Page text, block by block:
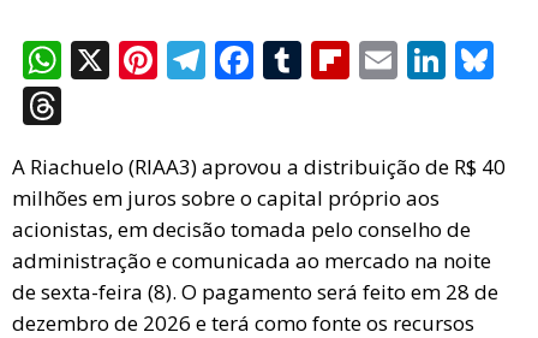
W
h
s
A
p
p
X Pi
nt
es
t
T
el
gr
a
m
F
a
b
o
o
k
T
u
bl
r
Fli
p
o
ar
d
E
m
Li
n
dI
n
ky
e
a
d
s
A Riachuelo (RIAA3) aprovou a distribuição de R$ 40
milhões em juros sobre o capital próprio aos
acionistas, em decisão tomada pelo conselho de
administração e comunicada ao mercado na noite
de sexta-feira (8). O pagamento será feito em 28 de
dezembro de 2026 e terá como fonte os recursos